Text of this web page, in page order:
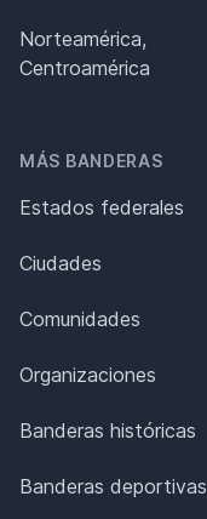
Norteamérica,
Centroamérica
MÁS BANDERAS
Estados federales
Ciudades
Comunidades
Organizaciones
Banderas históricas
Banderas deportivas